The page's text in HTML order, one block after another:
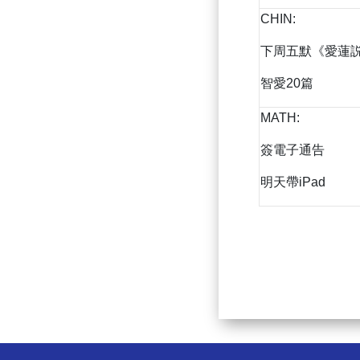
CHIN:
下周五默《愛蓮
智愛20篇
MATH:
簽電子通告
明天帶iPad